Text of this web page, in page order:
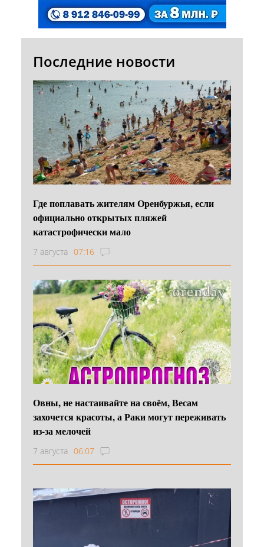
Последние новости
Где поплавать жителям Оренбуржья, если
официально открытых пляжей
катастрофически мало
7 августа 07:16
Овны, не настаивайте на своём, Весам
захочется красоты, а Раки могут переживать
из-за мелочей
7 августа 06:07